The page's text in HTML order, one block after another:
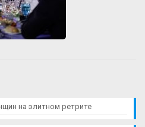
на элитном ретрите